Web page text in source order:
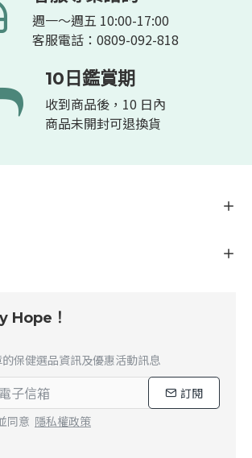
週一～週五 10:00-17:00
客服電話：0809-092-818
10日鑑賞期
收到商品後，10 日內
商品未開封可退換貨
Hope！
保健選品資訊及優惠活動訊息
訂閱
同意 隱私權政策